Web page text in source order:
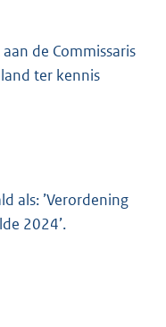
de Commissaris
ter kennis
als: ’Verordening
2024’.